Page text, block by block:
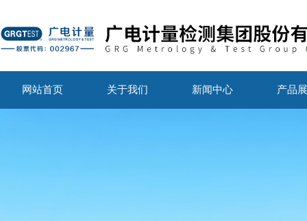
网站首页 关于我们 新闻中心 产品